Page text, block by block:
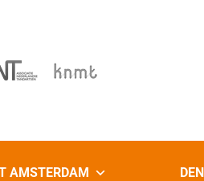
AMSTERDAM